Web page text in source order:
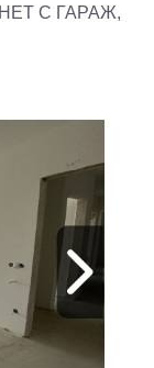
С ГАРАЖ,